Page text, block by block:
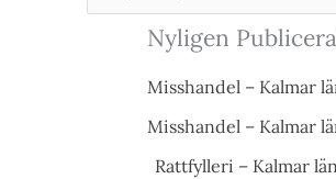
Nyligen
Misshandel – Kalmar
Misshandel – Kalmar
Rattfylleri – Kalmar